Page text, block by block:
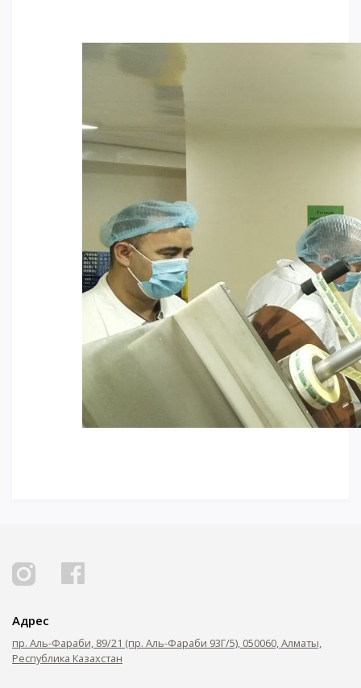
Адрес
пр. Аль-Фараби, 89/21 (пр. Аль-Фараби 93Г/5), 050060, Алматы,
Республика Казахстан